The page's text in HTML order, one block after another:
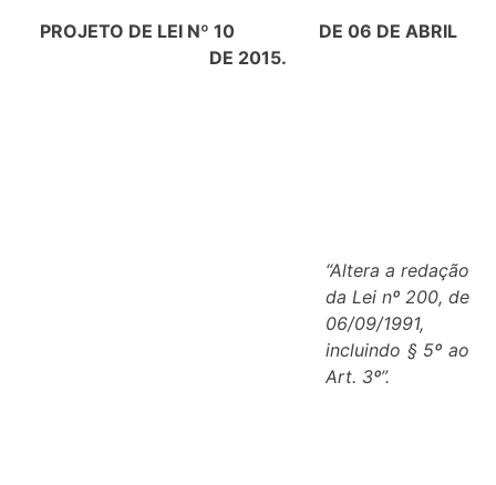
PROJETO DE LEI Nº 10 DE 06 DE ABRIL
DE 2015.
“Altera a redação
da Lei nº 200, de
06/09/1991,
incluindo § 5º ao
Art. 3º”.